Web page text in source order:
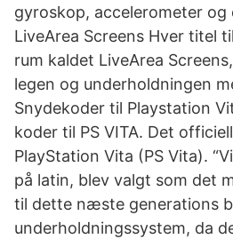
gyroskop, accelerometer og
LiveArea Screens Hver titel
rum kaldet LiveArea
legen og underholdningen
Snydekoder til Playstation
koder til PS VITA. Det
PlayStation Vita (PS Vita).
på latin, blev valgt som det
til dette næste generations
underholdningssystem, da